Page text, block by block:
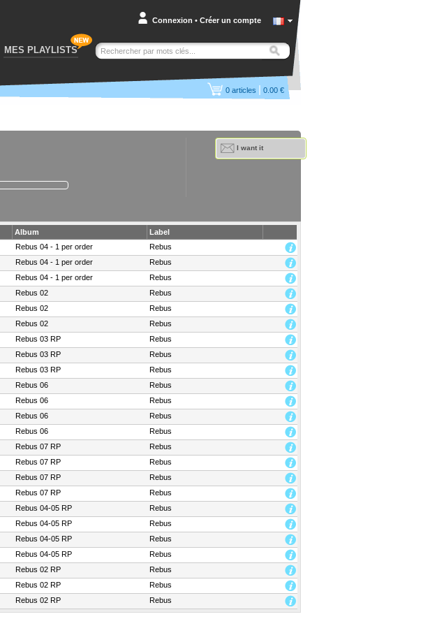
MES PLAYLISTS
Connexion • Créer un compte
0 articles | 0.00 €
I want it
Album
Label
Rebus 04 - 1 per order
Rebus
Rebus 04 - 1 per order
Rebus
Rebus 04 - 1 per order
Rebus
Rebus 02
Rebus
Rebus 02
Rebus
Rebus 02
Rebus
Rebus 03 RP
Rebus
Rebus 03 RP
Rebus
Rebus 03 RP
Rebus
Rebus 06
Rebus
Rebus 06
Rebus
Rebus 06
Rebus
Rebus 06
Rebus
Rebus 07 RP
Rebus
Rebus 07 RP
Rebus
Rebus 07 RP
Rebus
Rebus 07 RP
Rebus
Rebus 04-05 RP
Rebus
Rebus 04-05 RP
Rebus
Rebus 04-05 RP
Rebus
Rebus 04-05 RP
Rebus
Rebus 02 RP
Rebus
Rebus 02 RP
Rebus
Rebus 02 RP Rebus